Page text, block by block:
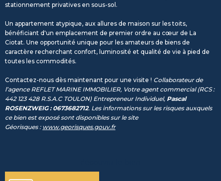
stationnement privatives en sous-sol.
Un appartement atypique, aux allures de maison sur les toits,
bénéficiant d'un emplacement de premier ordre au cœur de La
Ciotat. Une opportunité unique pour les amateurs de biens de
caractère recherchant confort, luminosité et qualité de vie à pied de
toutes les commodités.
Contactez-nous dès maintenant pour une visite ! Collaborateur de
l’agence REFLET MARINE IMMOBILIER, Votre agent commercial (RCS :
442 123 428 R.S.A.C TOULON) Entrepreneur Individuel, Pascal
ROSENZWEIG : 0673682712. Les informations sur les risques auxquels
ce bien est exposé sont disponibles sur le site
Géorisques : www.georisques.gouv.fr